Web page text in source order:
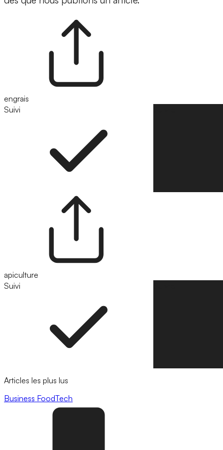
engrais
Suivi
apiculture
Suivi
Articles les plus lus
Business FoodTech